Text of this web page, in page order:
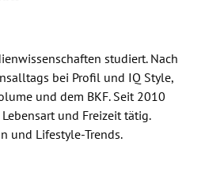
studiert. Nach
bei Profil und IQ Style,
und dem BKF. Seit 2010
und Freizeit tätig.
und Lifestyle-Trends.